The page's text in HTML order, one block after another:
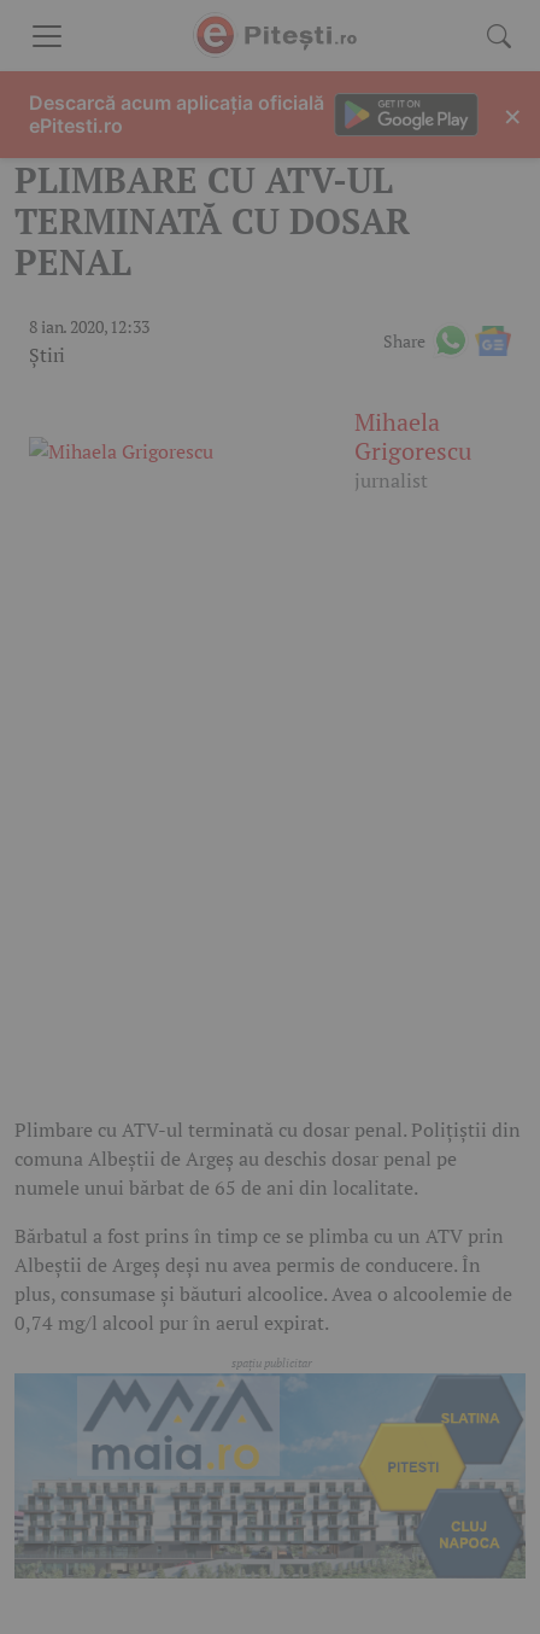
PLIMBARE CU ATV-UL
TERMINATĂ CU DOSAR
PENAL
8 ian. 2020, 12:33
Știri
Share
Mihaela
Grigorescu
jurnalist
Plimbare cu ATV-ul terminată cu dosar penal. Poliţiştii din
comuna Albeștii de Argeș au deschis dosar penal pe
numele unui bărbat de 65 de ani din localitate.
Bărbatul a fost prins în timp ce se plimba cu un ATV prin
Albeștii de Argeș deși nu avea permis de conducere. În
plus, consumase și băuturi alcoolice. Avea o alcoolemie de
0,74 mg/l alcool pur în aerul expirat.
Descarcă acum aplicația oficială
ePitesti.ro
×